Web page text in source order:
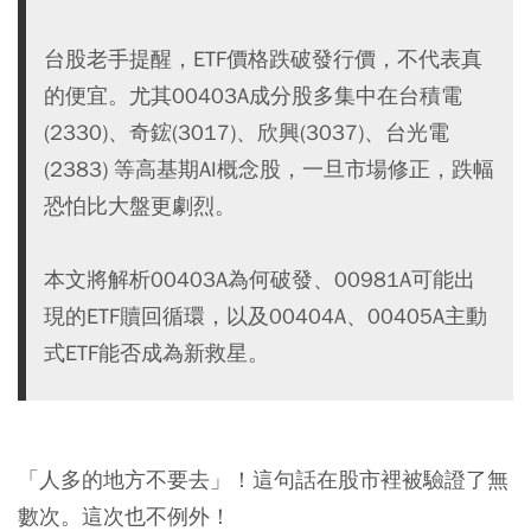
台股老手提醒，ETF價格跌破發行價，不代表真
的便宜。尤其00403A成分股多集中在台積電
(2330)、奇鋐(3017)、欣興(3037)、台光電
(2383) 等高基期AI概念股，一旦市場修正，跌幅
恐怕比大盤更劇烈。
本文將解析00403A為何破發、00981A可能出
現的ETF贖回循環，以及00404A、00405A主動
式ETF能否成為新救星。
「人多的地方不要去」！這句話在股市裡被驗證了無
數次。這次也不例外！